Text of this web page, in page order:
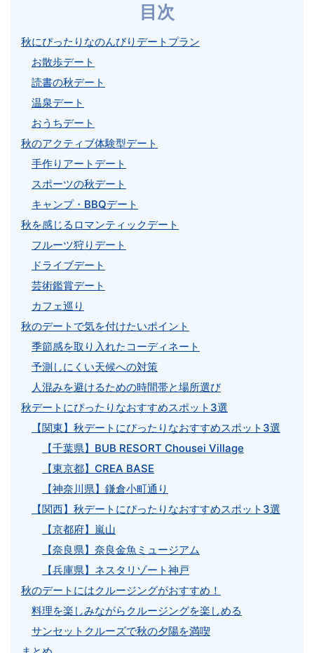
目次
秋にぴったりなのんびりデートプラン
お散歩デート
読書の秋デート
温泉デート
おうちデート
秋のアクティブ体験型デート
手作りアートデート
スポーツの秋デート
キャンプ・BBQデート
秋を感じるロマンティックデート
フルーツ狩りデート
ドライブデート
芸術鑑賞デート
カフェ巡り
秋のデートで気を付けたいポイント
季節感を取り入れたコーディネート
予測しにくい天候への対策
人混みを避けるための時間帯と場所選び
秋デートにぴったりなおすすめスポット3選
【関東】秋デートにぴったりなおすすめスポット3選
【千葉県】BUB RESORT Chousei Village
【東京都】CREA BASE
【神奈川県】鎌倉小町通り
【関西】秋デートにぴったりなおすすめスポット3選
【京都府】嵐山
【奈良県】奈良金魚ミュージアム
【兵庫県】ネスタリゾート神戸
秋のデートにはクルージングがおすすめ！
料理を楽しみながらクルージングを楽しめる
サンセットクルーズで秋の夕陽を満喫